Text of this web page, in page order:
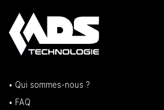
• Qui sommes-nous ?
• FAQ